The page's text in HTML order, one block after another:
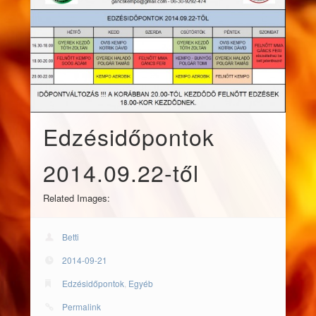
Edzésidőpontok
2014.09.22-től
Related Images:
Betti
2014-09-21
Edzésidőpontok, Egyéb
Permalink